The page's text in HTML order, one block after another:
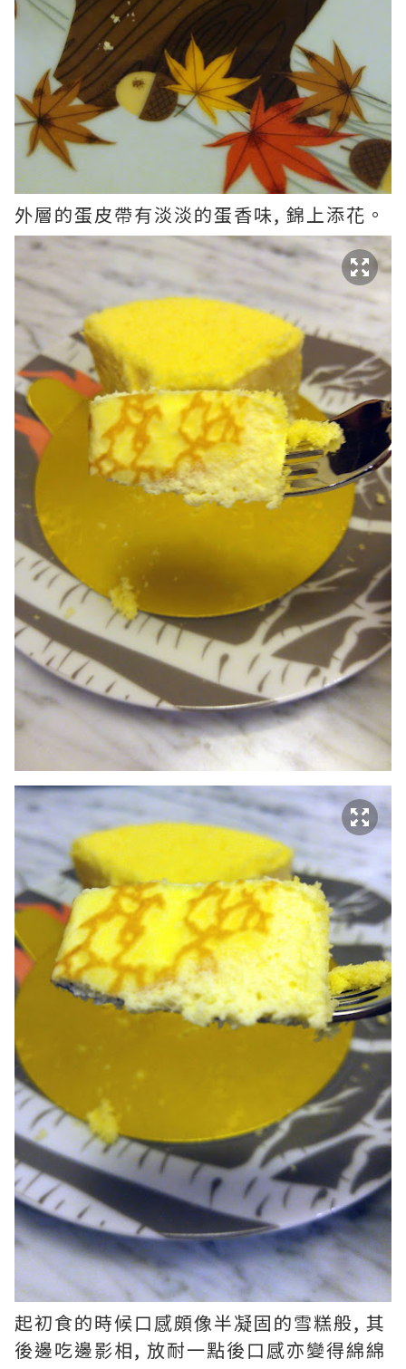
外層的蛋皮帶有淡淡的蛋香味, 錦上添花。
起初食的時候口感頗像半凝固的雪糕般, 其
後邊吃邊影相, 放耐一點後口感亦變得綿綿